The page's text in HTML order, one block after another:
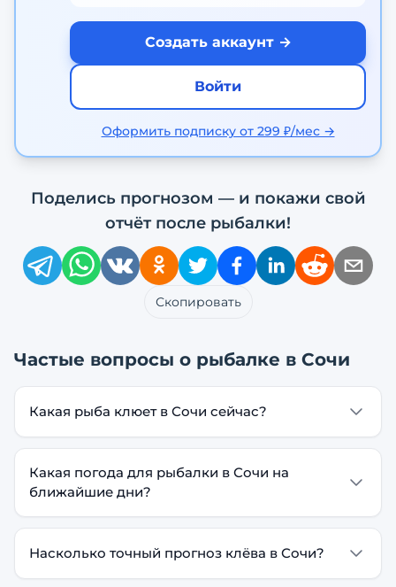
Создать аккаунт →
Войти
Оформить подписку от 299 ₽/мес →
Поделись прогнозом — и покажи свой
отчёт после рыбалки!
Скопировать
Частые вопросы о рыбалке в Сочи
Какая рыба клюет в Сочи сейчас?
Какая погода для рыбалки в Сочи на
ближайшие дни?
Насколько точный прогноз клёва в Сочи?